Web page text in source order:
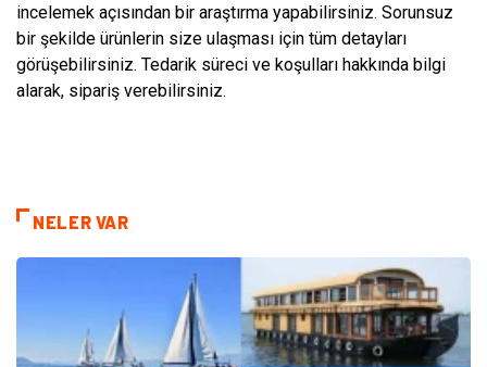
incelemek açısından bir araştırma yapabilirsiniz. Sorunsuz
bir şekilde ürünlerin size ulaşması için tüm detayları
görüşebilirsiniz. Tedarik süreci ve koşulları hakkında bilgi
alarak, sipariş verebilirsiniz.
NELER VAR